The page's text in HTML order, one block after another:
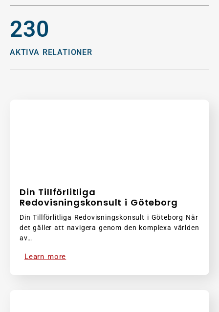
230
AKTIVA RELATIONER
Din Tillförlitliga
Redovisningskonsult i Göteborg
Din Tillförlitliga Redovisningskonsult i Göteborg När
det gäller att navigera genom den komplexa världen
av…
Learn more